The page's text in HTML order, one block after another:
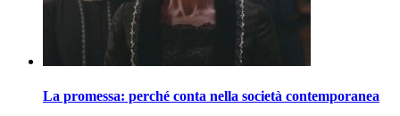
La promessa: perché conta nella società contemporanea